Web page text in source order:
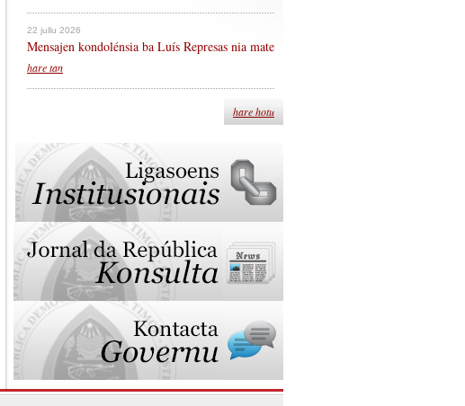
22 jullu 2026
Mensajen kondolénsia ba Luís Represas nia mate
hare tan
hare hotu